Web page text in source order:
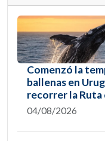
Comenzó la
ballenas en
recorrer la Ruta
04/08/2026